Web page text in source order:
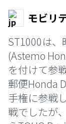
モビリ
ST1000は
(Astemo
を付けて参
郵便Honda
手権に参戦
戦でしたが